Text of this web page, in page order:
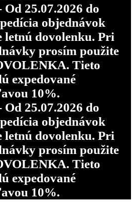
25.07.2026 do
objednávok
letnú dovolenku. Pri
prosím použite
Tieto
expedované
10%.
25.07.2026 do
objednávok
letnú dovolenku. Pri
prosím použite
Tieto
expedované
10%.